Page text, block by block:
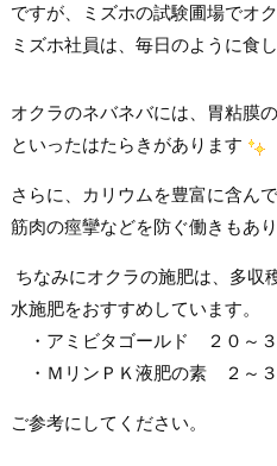
ですが、ミズホの試験圃場でオ
ミズホ社員は、毎日のように食
オクラのネバネバには、胃粘膜
といったはたらきがあります
さらに、カリウムを豊富に含ん
筋肉の痙攣などを防ぐ働きもあり
ちなみにオクラの施肥は、多収
水施肥をおすすめしています。
・アミビタゴールド ２０～
・ＭリンＰＫ液肥の素 ２～
ご参考にしてください。